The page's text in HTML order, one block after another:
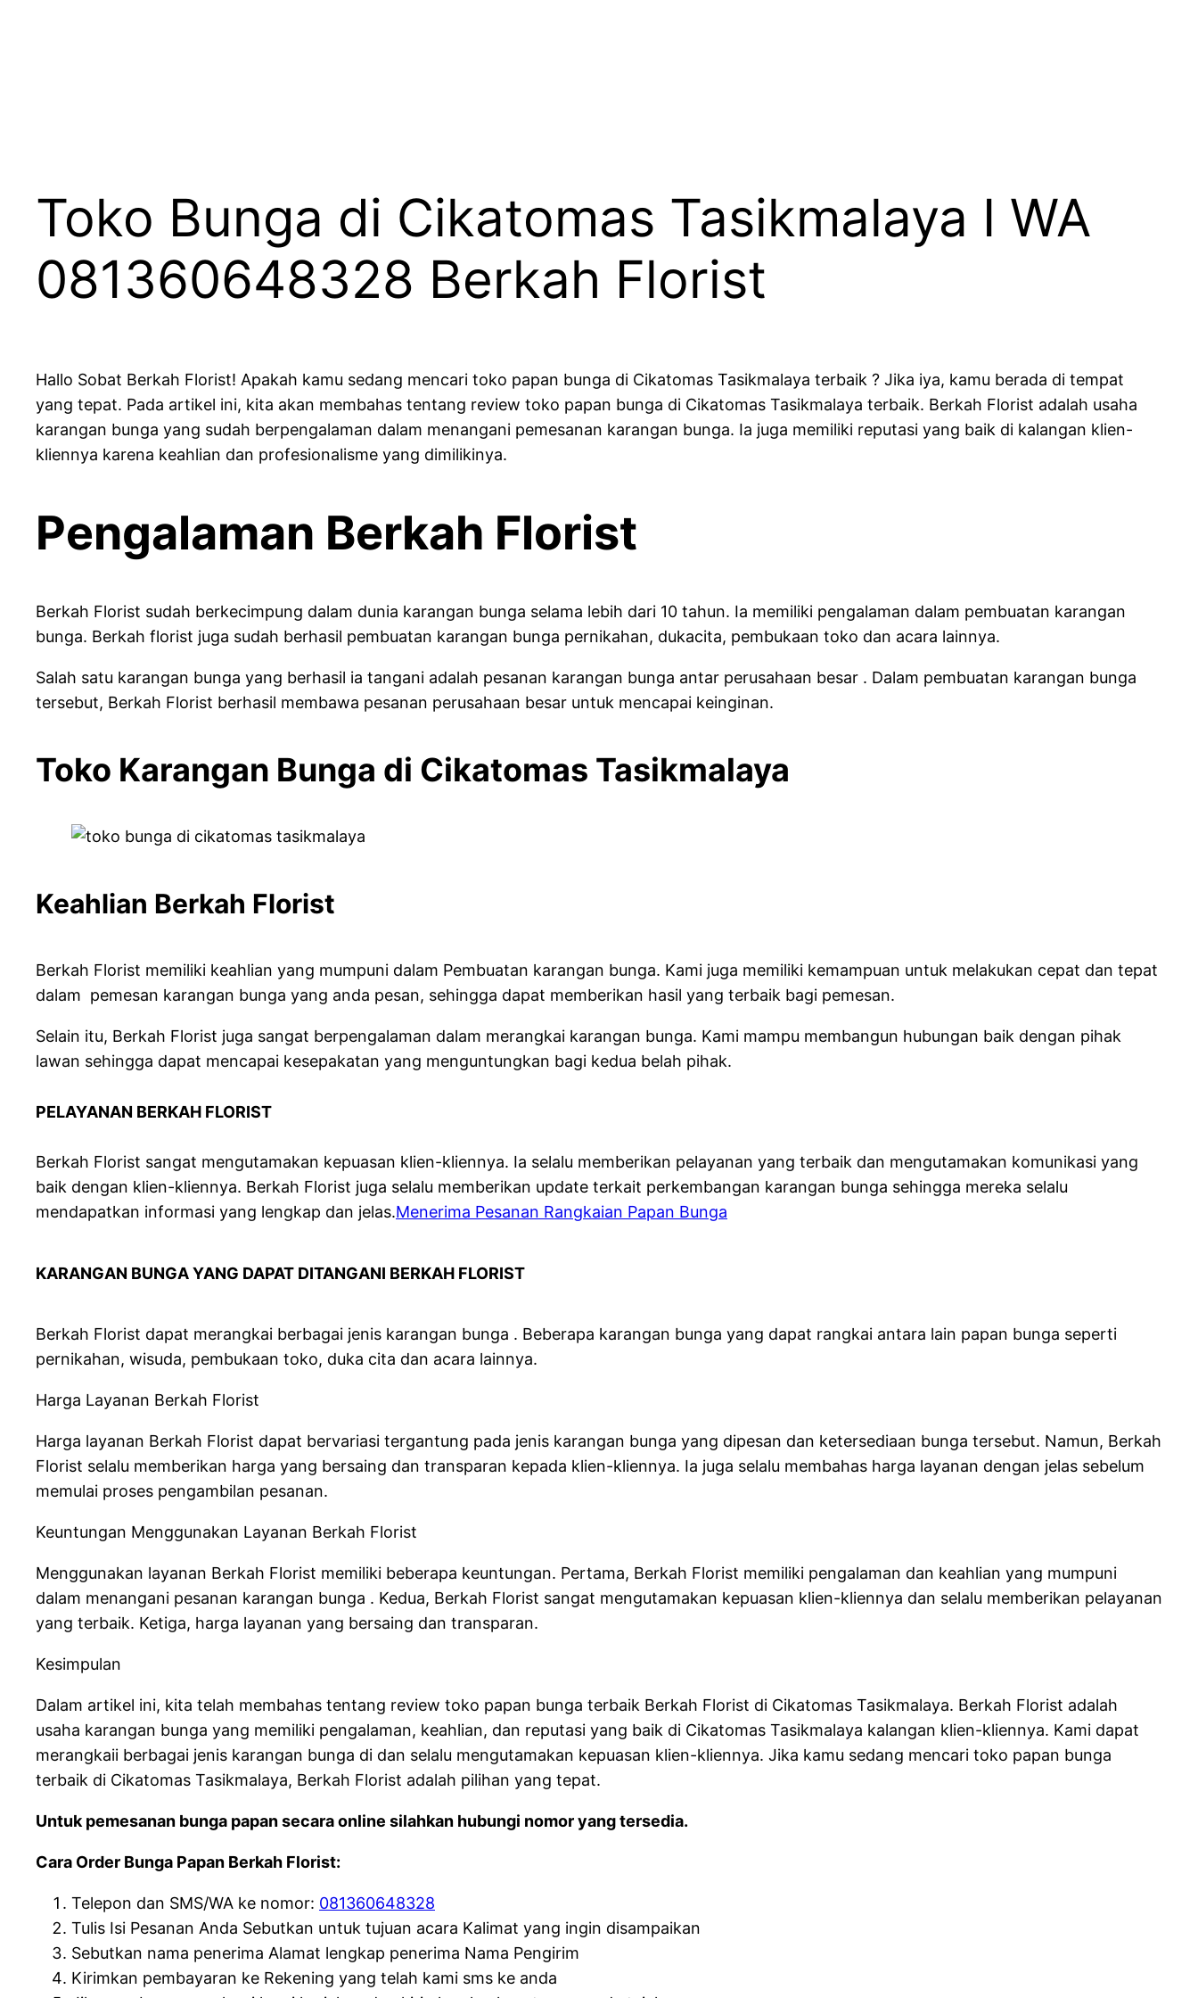
Toko Bunga di Cikatomas Tasikmalaya I WA
081360648328 Berkah Florist
Hallo Sobat Berkah Florist! Apakah kamu sedang mencari toko papan bunga di Cikatomas Tasikmalaya terbaik ? Jika iya, kamu berada di tempat
yang tepat. Pada artikel ini, kita akan membahas tentang review toko papan bunga di Cikatomas Tasikmalaya terbaik. Berkah Florist adalah usaha
karangan bunga yang sudah berpengalaman dalam menangani pemesanan karangan bunga. Ia juga memiliki reputasi yang baik di kalangan klien-
kliennya karena keahlian dan profesionalisme yang dimilikinya.
Pengalaman Berkah Florist
Berkah Florist sudah berkecimpung dalam dunia karangan bunga selama lebih dari 10 tahun. Ia memiliki pengalaman dalam pembuatan karangan
bunga. Berkah florist juga sudah berhasil pembuatan karangan bunga pernikahan, dukacita, pembukaan toko dan acara lainnya.
Salah satu karangan bunga yang berhasil ia tangani adalah pesanan karangan bunga antar perusahaan besar . Dalam pembuatan karangan bunga
tersebut, Berkah Florist berhasil membawa pesanan perusahaan besar untuk mencapai keinginan.
Toko Karangan Bunga di Cikatomas Tasikmalaya
Keahlian Berkah Florist
Berkah Florist memiliki keahlian yang mumpuni dalam Pembuatan karangan bunga. Kami juga memiliki kemampuan untuk melakukan cepat dan tepat
dalam pemesan karangan bunga yang anda pesan, sehingga dapat memberikan hasil yang terbaik bagi pemesan.
Selain itu, Berkah Florist juga sangat berpengalaman dalam merangkai karangan bunga. Kami mampu membangun hubungan baik dengan pihak
lawan sehingga dapat mencapai kesepakatan yang menguntungkan bagi kedua belah pihak.
PELAYANAN BERKAH FLORIST
Berkah Florist sangat mengutamakan kepuasan klien-kliennya. Ia selalu memberikan pelayanan yang terbaik dan mengutamakan komunikasi yang
baik dengan klien-kliennya. Berkah Florist juga selalu memberikan update terkait perkembangan karangan bunga sehingga mereka selalu
mendapatkan informasi yang lengkap dan jelas.Menerima Pesanan Rangkaian Papan Bunga
KARANGAN BUNGA YANG DAPAT DITANGANI BERKAH FLORIST
Berkah Florist dapat merangkai berbagai jenis karangan bunga . Beberapa karangan bunga yang dapat rangkai antara lain papan bunga seperti
pernikahan, wisuda, pembukaan toko, duka cita dan acara lainnya.
Harga Layanan Berkah Florist
Harga layanan Berkah Florist dapat bervariasi tergantung pada jenis karangan bunga yang dipesan dan ketersediaan bunga tersebut. Namun, Berkah
Florist selalu memberikan harga yang bersaing dan transparan kepada klien-kliennya. Ia juga selalu membahas harga layanan dengan jelas sebelum
memulai proses pengambilan pesanan.
Keuntungan Menggunakan Layanan Berkah Florist
Menggunakan layanan Berkah Florist memiliki beberapa keuntungan. Pertama, Berkah Florist memiliki pengalaman dan keahlian yang mumpuni
dalam menangani pesanan karangan bunga . Kedua, Berkah Florist sangat mengutamakan kepuasan klien-kliennya dan selalu memberikan pelayanan
yang terbaik. Ketiga, harga layanan yang bersaing dan transparan.
Kesimpulan
Dalam artikel ini, kita telah membahas tentang review toko papan bunga terbaik Berkah Florist di Cikatomas Tasikmalaya. Berkah Florist adalah
usaha karangan bunga yang memiliki pengalaman, keahlian, dan reputasi yang baik di Cikatomas Tasikmalaya kalangan klien-kliennya. Kami dapat
merangkaii berbagai jenis karangan bunga di dan selalu mengutamakan kepuasan klien-kliennya. Jika kamu sedang mencari toko papan bunga
terbaik di Cikatomas Tasikmalaya, Berkah Florist adalah pilihan yang tepat.
Untuk pemesanan bunga papan secara online silahkan hubungi nomor yang tersedia.
Cara Order Bunga Papan Berkah Florist:
Telepon dan SMS/WA ke nomor: 081360648328
Tulis Isi Pesanan Anda Sebutkan untuk tujuan acara Kalimat yang ingin disampaikan
Sebutkan nama penerima Alamat lengkap penerima Nama Pengirim
Kirimkan pembayaran ke Rekening yang telah kami sms ke anda